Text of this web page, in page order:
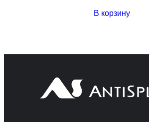
В корзину